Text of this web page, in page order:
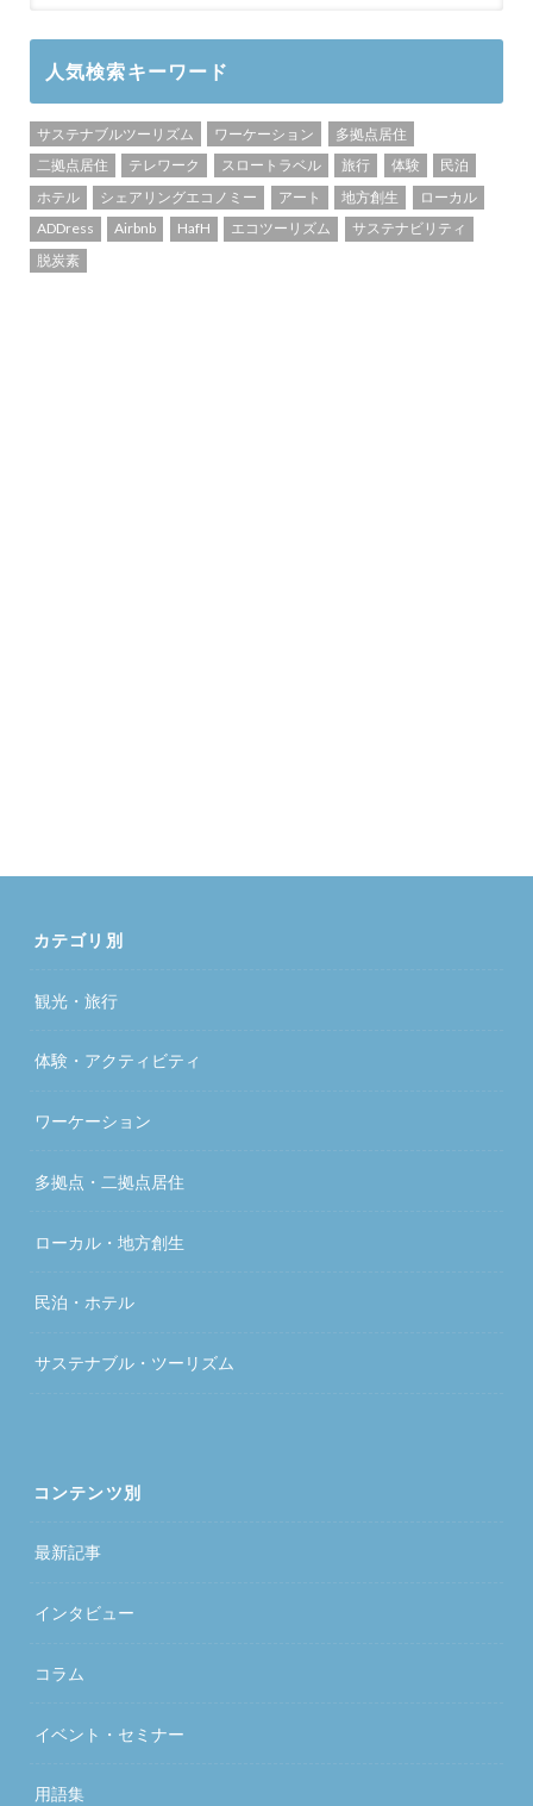
人気検索キーワード
サステナブルツーリズム ワーケーション
多拠点居住
二拠点居住
テレワーク スロートラベル 旅行 体験
民泊
ホテル
シェアリングエコノミー アート 地方創生
ローカル
ADDress
Airbnb HafH エコツーリズム
サステナビリティ
脱炭素
カテゴリ別
観光・旅行
体験・アクティビティ
ワーケーション
多拠点・二拠点居住
ローカル・地方創生
民泊・ホテル
サステナブル・ツーリズム
コンテンツ別
最新記事
インタビュー
コラム
イベント・セミナー
用語集